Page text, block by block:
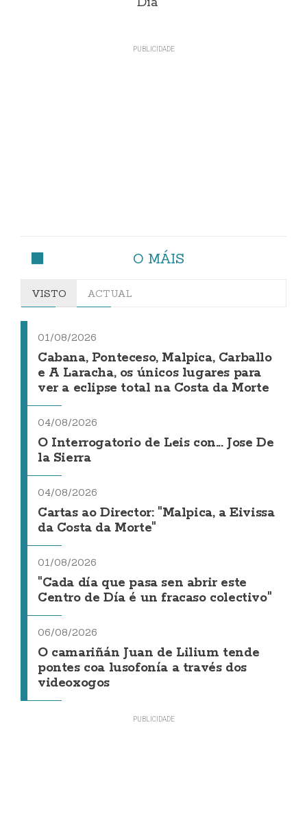
O MÁIS
VISTO ACTUAL
01/08/2026
Cabana, Ponteceso, Malpica, Carballo
e A Laracha, os únicos lugares para
ver a eclipse total na Costa da Morte
04/08/2026
O Interrogatorio de Leis con... Jose De
la Sierra
04/08/2026
Cartas ao Director: "Malpica, a Eivissa
da Costa da Morte"
01/08/2026
"Cada día que pasa sen abrir este
Centro de Día é un fracaso colectivo"
06/08/2026
O camariñán Juan de Lilium tende
pontes coa lusofonía a través dos
videoxogos